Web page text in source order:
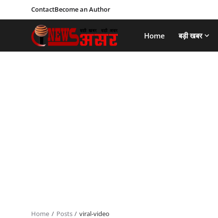
ContactBecome an Author
Home बड़ी खबर
Home Posts viral-video